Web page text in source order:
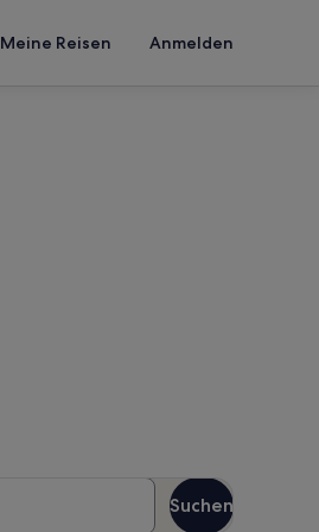
Meine Reisen Anmelden
Suchen